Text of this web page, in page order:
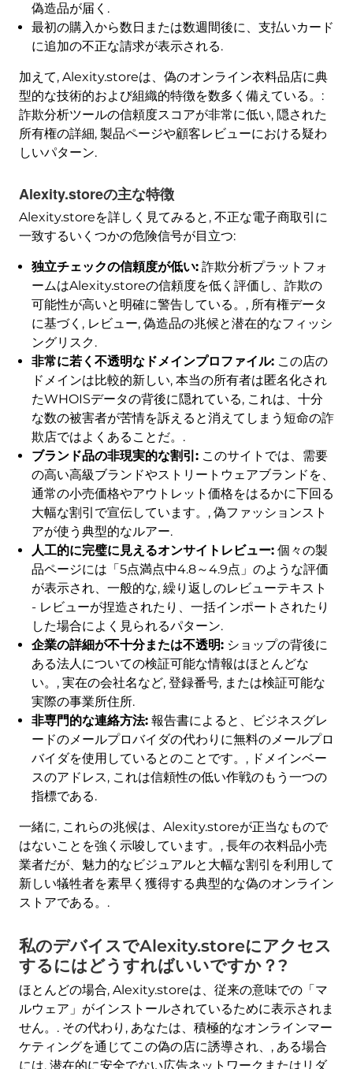
偽造品が届く.
最初の購入から数日または数週間後に、支払いカード
に追加の不正な請求が表示される.
加えて, Alexity.storeは、偽のオンライン衣料品店に典
型的な技術的および組織的特徴を数多く備えている。:
詐欺分析ツールの信頼度スコアが非常に低い, 隠された
所有権の詳細, 製品ページや顧客レビューにおける疑わ
しいパターン.
Alexity.storeの主な特徴
Alexity.storeを詳しく見てみると, 不正な電子商取引に
一致するいくつかの危険信号が目立つ:
独立チェックの信頼度が低い:詐欺分析プラットフォ
ームはAlexity.storeの信頼度を低く評価し、詐欺の
可能性が高いと明確に警告している。, 所有権データ
に基づく, レビュー, 偽造品の兆候と潜在的なフィッシ
ングリスク.
非常に若く不透明なドメインプロファイル:この店の
ドメインは比較的新しい, 本当の所有者は匿名化され
たWHOISデータの背後に隠れている, これは、十分
な数の被害者が苦情を訴えると消えてしまう短命の詐
欺店ではよくあることだ。.
ブランド品の非現実的な割引:このサイトでは、需要
の高い高級ブランドやストリートウェアブランドを、
通常の小売価格やアウトレット価格をはるかに下回る
大幅な割引で宣伝しています。, 偽ファッションスト
アが使う典型的なルアー.
人工的に完璧に見えるオンサイトレビュー:個々の製
品ページには「5点満点中4.8～4.9点」のような評価
が表示され、一般的な, 繰り返しのレビューテキスト
- レビューが捏造されたり、一括インポートされたり
した場合によく見られるパターン.
企業の詳細が不十分または不透明:ショップの背後に
ある法人についての検証可能な情報はほとんどな
い。, 実在の会社名など, 登録番号, または検証可能な
実際の事業所住所.
非専門的な連絡方法:報告書によると、ビジネスグレ
ードのメールプロバイダの代わりに無料のメールプロ
バイダを使用しているとのことです。, ドメインベー
スのアドレス, これは信頼性の低い作戦のもう一つの
指標である.
一緒に, これらの兆候は、Alexity.storeが正当なもので
はないことを強く示唆しています。, 長年の衣料品小売
業者だが、魅力的なビジュアルと大幅な割引を利用して
新しい犠牲者を素早く獲得する典型的な偽のオンライン
ストアである。.
私のデバイスでAlexity.storeにアクセス
するにはどうすればいいですか？?
ほとんどの場合, Alexity.storeは、従来の意味での「マ
ルウェア」がインストールされているために表示されま
せん。. その代わり, あなたは、積極的なオンラインマー
ケティングを通じてこの偽の店に誘導され、, ある場合
には, 潜在的に安全でない広告ネットワークまたはリダ